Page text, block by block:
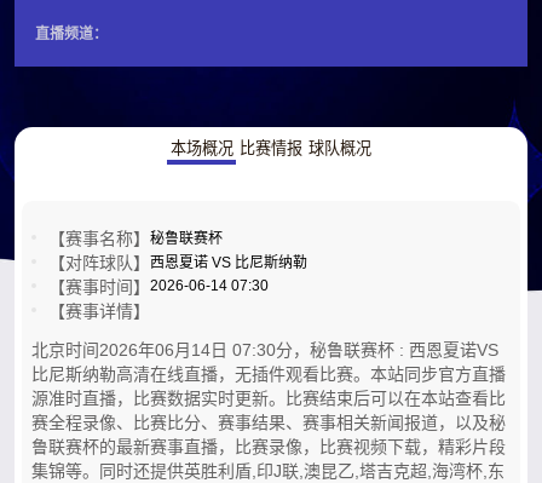
直播频道：
本场概况 比赛情报 球队概况
【赛事名称】 秘鲁联赛杯
【对阵球队】 西恩夏诺 VS 比尼斯纳勒
【赛事时间】 2026-06-14 07:30
【赛事详情】
北京时间2026年06月14日 07:30分，秘鲁联赛杯 : 西恩夏诺VS
比尼斯纳勒高清在线直播，无插件观看比赛。本站同步官方直播
源准时直播，比赛数据实时更新。比赛结束后可以在本站查看比
赛全程录像、比赛比分、赛事结果、赛事相关新闻报道，以及秘
鲁联赛杯的最新赛事直播，比赛录像，比赛视频下载，精彩片段
集锦等。同时还提供英胜利盾,印J联,澳昆乙,塔吉克超,海湾杯,东